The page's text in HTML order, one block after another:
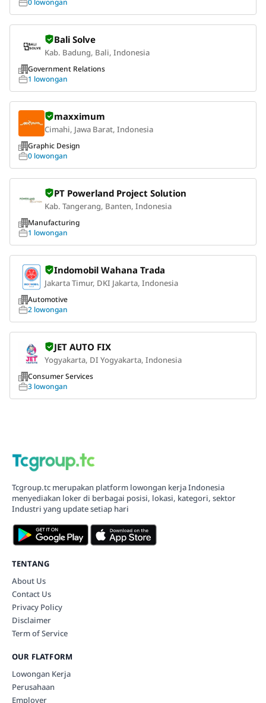
Bali Solve
Kab. Badung, Bali, Indonesia
Government Relations
1 lowongan
maxximum
Cimahi, Jawa Barat, Indonesia
Graphic Design
0 lowongan
PT Powerland Project Solution
Kab. Tangerang, Banten, Indonesia
Manufacturing
1 lowongan
Indomobil Wahana Trada
Jakarta Timur, DKI Jakarta, Indonesia
Automotive
2 lowongan
JET AUTO FIX
Yogyakarta, DI Yogyakarta, Indonesia
Consumer Services
3 lowongan
Tcgroup.tc merupakan platform lowongan kerja Indonesia
menyediakan loker di berbagai posisi, lokasi, kategori, sektor
Industri yang update setiap hari
TENTANG
About Us
Contact Us
Privacy Policy
Disclaimer
Term of Service
OUR FLATFORM
Lowongan Kerja
Perusahaan
Employer